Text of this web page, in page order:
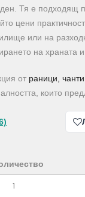
Тя е подходящ
цени
или на
на храната и
от раници,
които